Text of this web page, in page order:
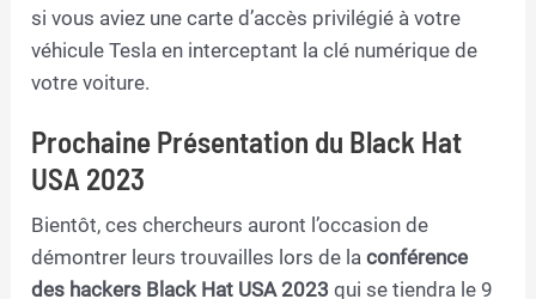
si vous aviez une carte d’accès privilégié à votre
véhicule Tesla en interceptant la clé numérique de
votre voiture.
Prochaine Présentation du Black Hat
USA 2023
Bientôt, ces chercheurs auront l’occasion de
démontrer leurs trouvailles lors de laconférence
des hackers Black Hat USA 2023 qui se tiendra le 9